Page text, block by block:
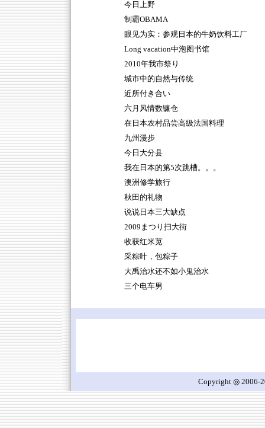
今日上野
制霸OBAMA
眼见为实：参观日本的牛奶饮料工厂
Long vacation中泡图书馆
2010年我市祭り
城市中的自然与传统
近所付き合い
六月风情数镰仓
在日本农村品尝高级法国料理
九州漫步
今日大分县
我在日本的第5次跳槽。。。
澳洲修学旅行
秋田的礼物
说说日本三大缺点
2009まつり扫大街
收获红米苋
采粽叶，包粽子
大禹治水还不如小鬼治水
三个电车男
Copyright ◎ 2006-